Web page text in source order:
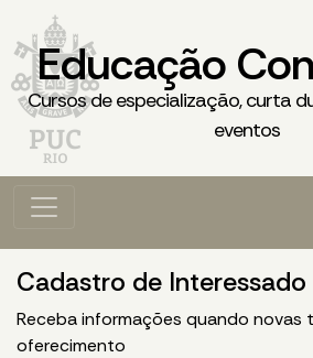
Educação
Cursos de especialização, curta
eventos
Cadastro de Interessado
Receba informações quando novas
oferecimento